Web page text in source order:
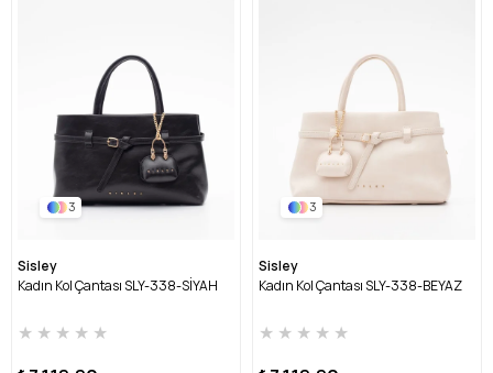
3
Sisley
Kadın Kol Çantası SLY-338-SİYAH
★ ★ ★ ★ ★
3
Sisley
Kadın Kol Çantası SLY-338-BEYAZ
★ ★ ★ ★ ★